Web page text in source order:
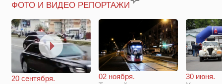
ФОТО И ВИДЕО РЕПОРТАЖИ
20 сентября.
02 ноября.
30 июня.